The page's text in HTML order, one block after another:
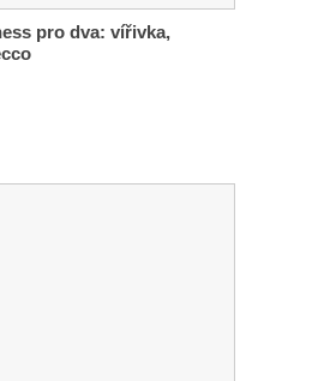
pro dva: vířivka,